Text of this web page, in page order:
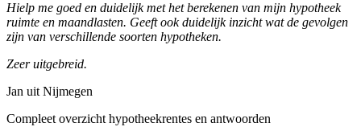
Hielp me goed en duidelijk met het berekenen van mijn hypotheek
ruimte en maandlasten. Geeft ook duidelijk inzicht wat de gevolgen
zijn van verschillende soorten hypotheken.
Zeer uitgebreid.
Jan uit Nijmegen
Compleet overzicht hypotheekrentes en antwoorden